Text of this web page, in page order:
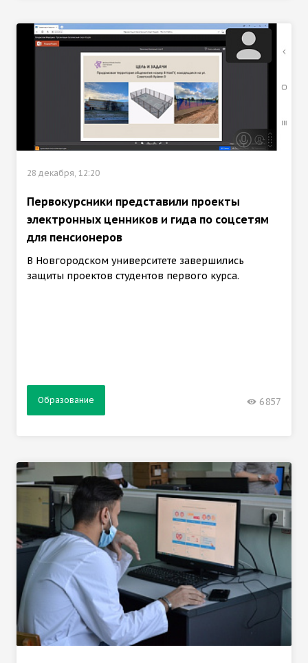
28 декабря, 12:20
Первокурсники представили проекты
электронных ценников и гида по соцсетям
для пенсионеров
В Новгородском университете завершились
защиты проектов студентов первого курса.
Образование 6857